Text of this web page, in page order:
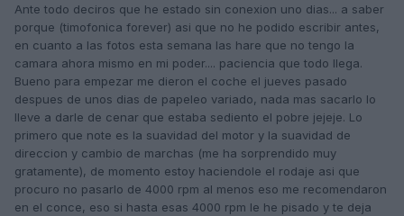
Ante todo deciros que he estado sin conexion uno dias... a saber
porque (timofonica forever) asi que no he podido escribir antes,
en cuanto a las fotos esta semana las hare que no tengo la
camara ahora mismo en mi poder.... paciencia que todo llega.
Bueno para empezar me dieron el coche el jueves pasado
despues de unos dias de papeleo variado, nada mas sacarlo lo
lleve a darle de cenar que estaba sediento el pobre jejeje. Lo
primero que note es la suavidad del motor y la suavidad de
direccion y cambio de marchas (me ha sorprendido muy
gratamente), de momento estoy haciendole el rodaje asi que
procuro no pasarlo de 4000 rpm al menos eso me recomendaron
en el conce, eso si hasta esas 4000 rpm le he pisado y te deja